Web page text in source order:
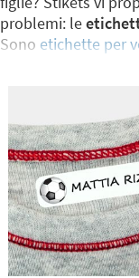
problemi: le
Sono etichette per
bambine:
si applicano in 10
etichette per
mettere il nome
figli e figlie